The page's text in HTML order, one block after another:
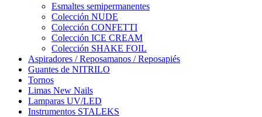
Esmaltes semipermanentes
Colección NUDE
Colección CONFETTI
Colección ICE CREAM
Colección SHAKE FOIL
Aspiradores / Reposamanos / Reposapiés
Guantes de NITRILO
Tornos
Limas New Nails
Lamparas UV/LED
Instrumentos STALEKS